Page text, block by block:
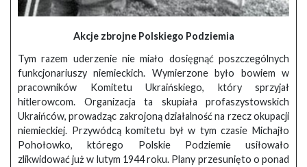
Akcje zbrojne Polskiego Podziemia
Tym razem uderzenie nie miało dosięgnąć poszczególnych
funkcjonariuszy niemieckich. Wymierzone było bowiem w
pracowników Komitetu Ukraińskiego, który sprzyjał
hitlerowcom. Organizacja ta skupiała profaszystowskich
Ukraińców, prowadząc zakrojoną działalność na rzecz okupacji
niemieckiej. Przywódcą komitetu był w tym czasie Michajło
Pohołowko, którego Polskie Podziemie usiłowało
zlikwidować już w lutym 1944 roku. Plany przesunięto o ponad